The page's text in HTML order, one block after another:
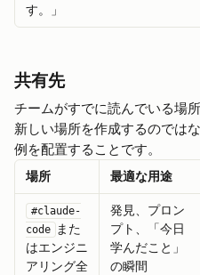
す。」
共有先
チームがすでに読んでいる場
新しい場所を作成するのでは
例を配置することです。
場所 最適な用途
#claude-
code また
はエンジニ
アリング全
発見、プロン
プト、「今日
学んだこと」
の瞬間